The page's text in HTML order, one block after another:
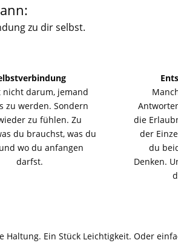
zu dir selbst.
nicht darum, jemand
zu werden. Sondern
zu fühlen. Zu
du brauchst, was du
wo du anfangen
darfst.
die
der
du
Denken.
Ein Stück Leichtigkeit. Oder